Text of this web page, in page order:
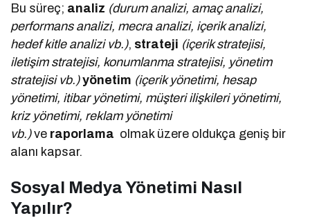
Bu süreç; analiz (durum analizi, amaç analizi,
performans analizi, mecra analizi, içerik analizi,
hedef kitle analizi vb.), strateji (içerik stratejisi,
iletişim stratejisi, konumlanma stratejisi, yönetim
stratejisi vb.) yönetim (içerik yönetimi, hesap
yönetimi, itibar yönetimi, müşteri ilişkileri yönetimi,
kriz yönetimi, reklam yönetimi
vb.)ve raporlama olmak üzere oldukça geniş bir
alanı kapsar.
Sosyal Medya Yönetimi Nasıl
Yapılır?